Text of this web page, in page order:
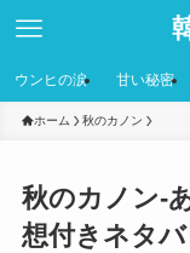
ウンヒの涙 甘い秘密
ホーム 秋のカノン
秋のカノン-
想付きネタ